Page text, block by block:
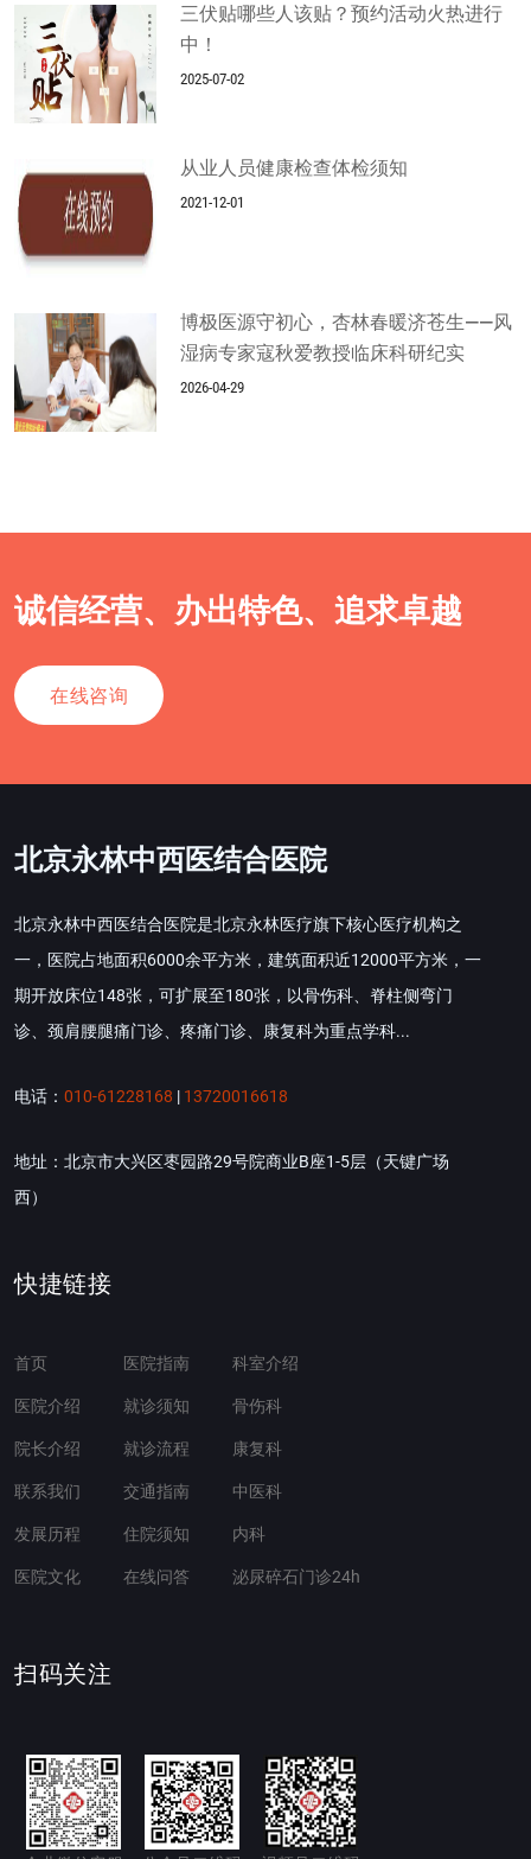
三伏贴哪些人该贴？预约活动火热进行
中！
2025-07-02
从业人员健康检查体检须知
2021-12-01
博极医源守初心，杏林春暖济苍生——风
湿病专家寇秋爱教授临床科研纪实
2026-04-29
诚信经营、办出特色、追求卓越
在线咨询
北京永林中西医结合医院
北京永林中西医结合医院是北京永林医疗旗下核心医疗机构之
一，医院占地面积6000余平方米，建筑面积近12000平方米，一
期开放床位148张，可扩展至180张，以骨伤科、脊柱侧弯门
诊、颈肩腰腿痛门诊、疼痛门诊、康复科为重点学科...
电话： 010-61228168 | 13720016618
地址：北京市大兴区枣园路29号院商业B座1-5层（天键广场
西）
快捷链接
首页
医院介绍
院长介绍
联系我们
发展历程
医院文化
医院指南
就诊须知
就诊流程
交通指南
住院须知
在线问答
科室介绍
骨伤科
康复科
中医科
内科
泌尿碎石门诊24h
扫码关注